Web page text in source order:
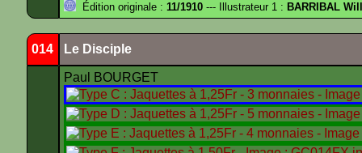
Édition originale : 11/1910 --- Illustrateur 1 : BARRIBAL
014 Le Disciple
Paul BOURGET